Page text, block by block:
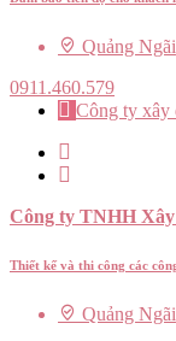
Quảng Ngãi
0911.460.579
Công ty xây
Công ty TNHH
Thiết kế và thi công các
Quảng Ngãi